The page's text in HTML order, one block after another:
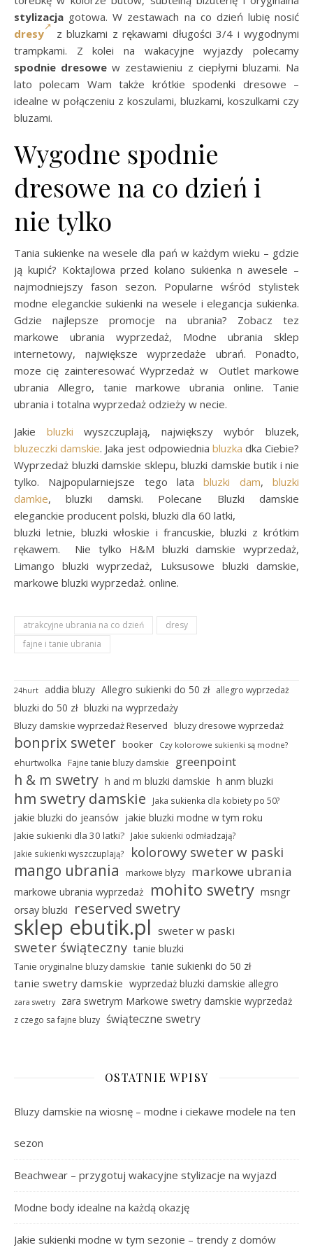
stylizacja gotowa. W zestawach na co dzień lubię nosić
dresy
z bluzkami z rękawami długości 3/4 i wygodnymi
trampkami. Z kolei na wakacyjne wyjazdy polecamy
spodnie dresowe w zestawieniu z ciepłymi bluzami. Na
lato polecam Wam także krótkie spodenki dresowe –
idealne w połączeniu z koszulami, bluzkami, koszulkami czy
bluzami.
Wygodne spodnie
dresowe na co dzień i
nie tylko
Tania sukienke na wesele dla pań w każdym wieku – gdzie
ją kupić? Koktajlowa przed kolano sukienka n awesele –
najmodniejszy fason sezon. Popularne wśród stylistek
modne eleganckie sukienki na wesele i elegancja sukienka.
Gdzie najlepsze promocje na ubrania? Zobacz tez
markowe ubrania wyprzedaż, Modne ubrania sklep
internetowy, największe wyprzedaże ubrań. Ponadto,
moze cię zainteresować Wyprzedaż w Outlet markowe
ubrania Allegro, tanie markowe ubrania online. Tanie
ubrania i totalna wyprzedaż odzieży w necie.
Jakie bluzki wyszczuplają, największy wybór bluzek,
bluzeczki damskie. Jaka jest odpowiednia bluzka dka Ciebie?
Wyprzedaż bluzki damskie sklepu, bluzki damskie butik i nie
tylko. Najpopularniejsze tego latabluzki dam,bluzki
damkie, bluzki damski. Polecane Bluzki damskie
eleganckie producent polski, bluzki dla 60 latki,
bluzki letnie, bluzki włoskie i francuskie, bluzki z krótkim
rękawem. Nie tylko H&M bluzki damskie wyprzedaż,
Limango bluzki wyprzedaż, Luksusowe bluzki damskie,
markowe bluzki wyprzedaż. online.
atrakcyjne ubrania na co dzień
dresy
fajne i tanie ubrania
24hurt addia bluzy Allegro sukienki do 50 zł allegro wyprzedaż
bluzki do 50 zł bluzki na wyprzedaży
Bluzy damskie wyprzedaż Reserved bluzy dresowe wyprzedaż
bonprix sweter booker Czy kolorowe sukienki są modne?
ehurtwolka Fajne tanie bluzy damskie greenpoint
h & m swetry h and m bluzki damskie h anm bluzki
hm swetry damskie Jaka sukienka dla kobiety po 50?
jakie bluzki do jeansów jakie bluzki modne w tym roku
Jakie sukienki dla 30 latki?
Jakie sukienki odmładzają?
Jakie sukienki wyszczuplają?
kolorowy sweter w paski
mango ubrania markowe blyzy markowe ubrania
markowe ubrania wyprzedaż mohito swetry msngr
orsay bluzki
reserved swetry
sklep ebutik.pl sweter w paski
sweter świąteczny tanie bluzki
Tanie oryginalne bluzy damskie tanie sukienki do 50 zł
tanie swetry damskie wyprzedaż bluzki damskie allegro
zara swetry zara swetrym Markowe swetry damskie wyprzedaż
z czego sa fajne bluzy świąteczne swetry
OSTATNIE WPISY
Bluzy damskie na wiosnę – modne i ciekawe modele na ten
sezon
Beachwear – przygotuj wakacyjne stylizacje na wyjazd
Modne body idealne na każdą okazję
Jakie sukienki modne w tym sezonie – trendy z domów